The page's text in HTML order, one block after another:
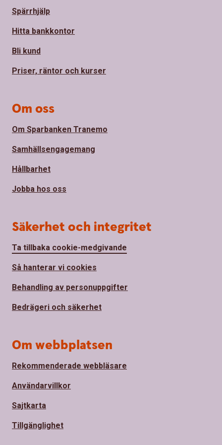
Spärrhjälp
Hitta bankkontor
Bli kund
Priser, räntor och kurser
Om oss
Om Sparbanken Tranemo
Samhällsengagemang
Hållbarhet
Jobba hos oss
Säkerhet och integritet
Ta tillbaka cookie-medgivande
Så hanterar vi cookies
Behandling av personuppgifter
Bedrägeri och säkerhet
Om webbplatsen
Rekommenderade webbläsare
Användarvillkor
Sajtkarta
Tillgänglighet